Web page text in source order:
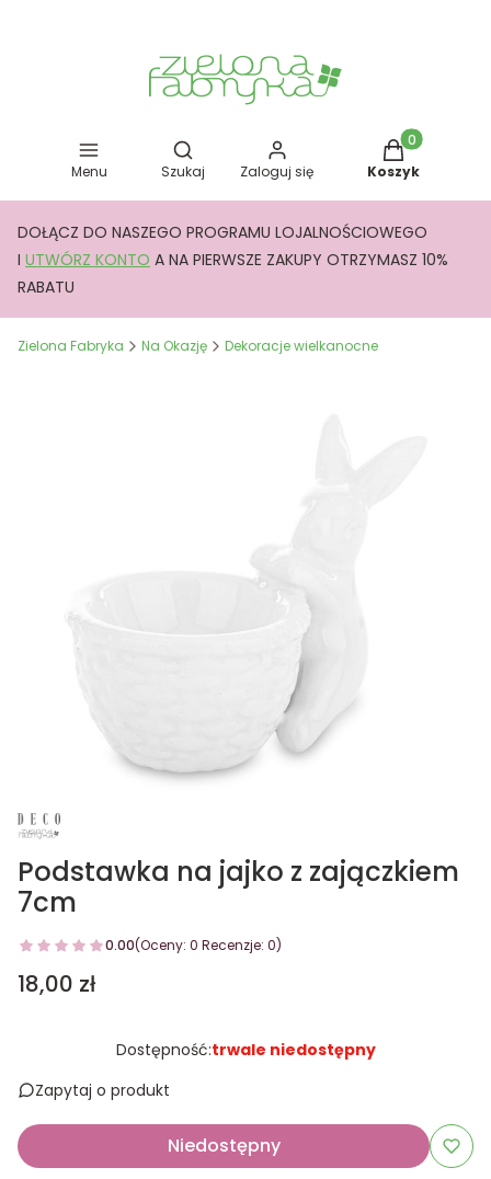
Menu
Otwórz wyszukiwarkę
Szukaj Zaloguj się
Produkty w
Koszyk
DOŁĄCZ DO NASZEGO PROGRAMU LOJALNOŚCIOWEGO
I UTWÓRZ KONTO A NA PIERWSZE ZAKUPY OTRZYMASZ 10%
RABATU
Zielona Fabryka Na Okazję Dekoracje wielkanocne
Podstawka na jajko z zajączkiem
7cm
0.00(Oceny: 0 Recenzje: 0)
Cena
18,00 zł
Dostępność:trwale niedostępny
Zapytaj o produkt
Niedostępny